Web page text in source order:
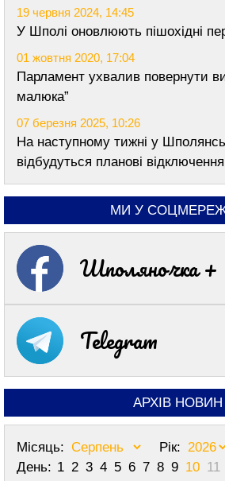
19 червня 2024, 14:45
У Шполі оновлюють пішохідні
01 жовтня 2020, 17:04
Парламент ухвалив повернути
малюка”
07 березня 2025, 10:26
На наступному тижні у
відбудуться планові
МИ У
Шполяночка +
Telegram
АРХІВ НОВИН
Місяць:
Рік:
День: 1 2 3 4 5 6 7 8 9 10 11